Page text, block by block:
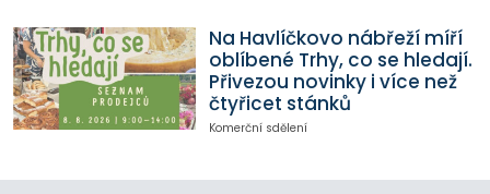
Na Havlíčkovo nábřeží míří
oblíbené Trhy, co se hledají.
Přivezou novinky i více než
čtyřicet stánků
Komerční sdělení